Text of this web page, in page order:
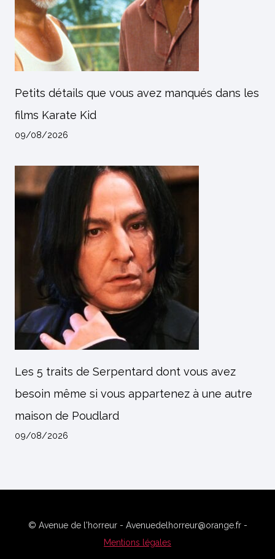
Petits détails que vous avez manqués dans les
films Karate Kid
09/08/2026
Les 5 traits de Serpentard dont vous avez
besoin même si vous appartenez à une autre
maison de Poudlard
09/08/2026
© Avenue de l'horreur - Avenuedelhorreur@orange.fr -
Mentions légales